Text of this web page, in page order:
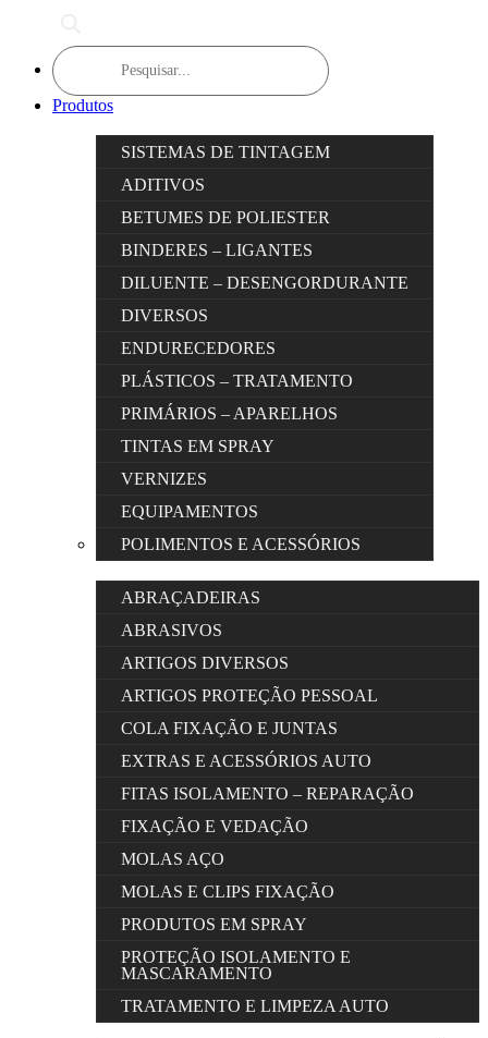
Products
search
Produtos
SISTEMAS DE TINTAGEM
ADITIVOS
BETUMES DE POLIESTER
BINDERES – LIGANTES
DILUENTE – DESENGORDURANTE
DIVERSOS
ENDURECEDORES
PLÁSTICOS – TRATAMENTO
PRIMÁRIOS – APARELHOS
TINTAS EM SPRAY
VERNIZES
EQUIPAMENTOS
POLIMENTOS E ACESSÓRIOS
ABRAÇADEIRAS
ABRASIVOS
ARTIGOS DIVERSOS
ARTIGOS PROTEÇÃO PESSOAL
COLA FIXAÇÃO E JUNTAS
EXTRAS E ACESSÓRIOS AUTO
FITAS ISOLAMENTO – REPARAÇÃO
FIXAÇÃO E VEDAÇÃO
MOLAS AÇO
MOLAS E CLIPS FIXAÇÃO
PRODUTOS EM SPRAY
PROTEÇÃO ISOLAMENTO E
MASCARAMENTO
TRATAMENTO E LIMPEZA AUTO